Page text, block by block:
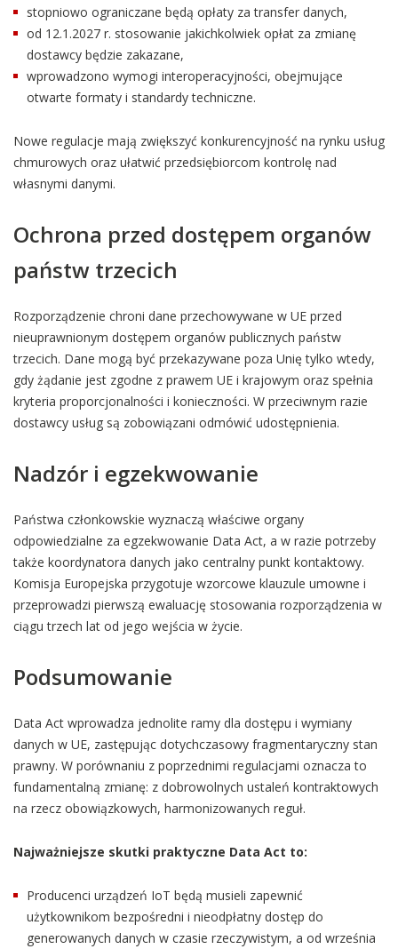
stopniowo ograniczane będą opłaty za transfer danych,
od 12.1.2027 r. stosowanie jakichkolwiek opłat za zmianę
dostawcy będzie zakazane,
wprowadzono wymogi interoperacyjności, obejmujące
otwarte formaty i standardy techniczne.
Nowe regulacje mają zwiększyć konkurencyjność na rynku usług
chmurowych oraz ułatwić przedsiębiorcom kontrolę nad
własnymi danymi.
Ochrona przed dostępem organów
państw trzecich
Rozporządzenie chroni dane przechowywane w UE przed
nieuprawnionym dostępem organów publicznych państw
trzecich. Dane mogą być przekazywane poza Unię tylko wtedy,
gdy żądanie jest zgodne z prawem UE i krajowym oraz spełnia
kryteria proporcjonalności i konieczności. W przeciwnym razie
dostawcy usług są zobowiązani odmówić udostępnienia.
Nadzór i egzekwowanie
Państwa członkowskie wyznaczą właściwe organy
odpowiedzialne za egzekwowanie Data Act, a w razie potrzeby
także koordynatora danych jako centralny punkt kontaktowy.
Komisja Europejska przygotuje wzorcowe klauzule umowne i
przeprowadzi pierwszą ewaluację stosowania rozporządzenia w
ciągu trzech lat od jego wejścia w życie.
Podsumowanie
Data Act wprowadza jednolite ramy dla dostępu i wymiany
danych w UE, zastępując dotychczasowy fragmentaryczny stan
prawny. W porównaniu z poprzednimi regulacjami oznacza to
fundamentalną zmianę: z dobrowolnych ustaleń kontraktowych
na rzecz obowiązkowych, harmonizowanych reguł.
Najważniejsze skutki praktyczne Data Act to:
Producenci urządzeń IoT będą musieli zapewnić
użytkownikom bezpośredni i nieodpłatny dostęp do
generowanych danych w czasie rzeczywistym, a od września